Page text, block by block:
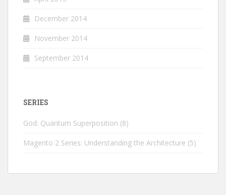
December 2014
November 2014
September 2014
SERIES
God: Quantum Superposition (8)
Magento 2 Series: Understanding the Architecture (5)